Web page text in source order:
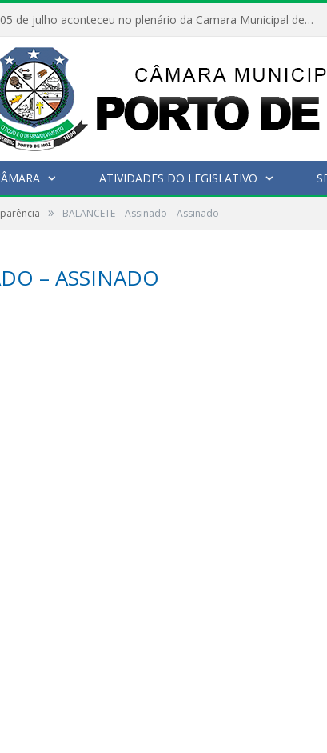
Hoje dia 05 de julho aconteceu no plenário da Camara Municipal de Porto de Moz a Sessão Solene de Abertura dos Trabalhos Legislativos 2º Período da 23ª Legislatura
ATIVIDADES DO LEGISLATIVO
» BALANCETE – Assinado – Assinado
– ASSINADO